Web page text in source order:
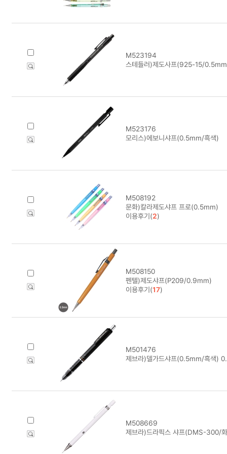
M523194
스테들러)제도사프(925-15/
M523176
모리스)에보니샤프(0.5mm/흑색)
M508192
문화)칼라제도샤프 프로(0.5mm)
이용후기(2)
M508150
펜텔)제도샤프(P209/0.9mm)
이용후기(17)
M501476
제브라)델가드샤프(0.5mm/흑색)
M508669
제브라)드라픽스 샤프(DMS-300/